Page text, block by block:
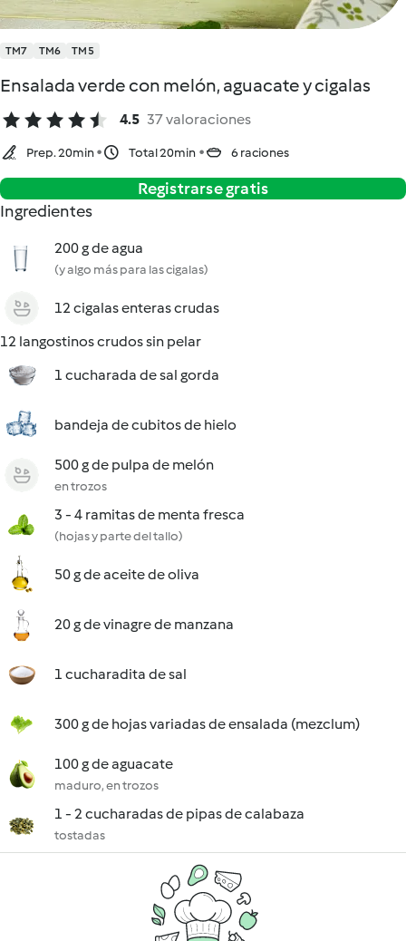
TM7 TM6 TM5
Ensalada verde con melón, aguacate y cigalas
4.5 37 valoraciones
Prep. 20min Total 20min 6 raciones
Registrarse gratis
Ingredientes
200 g de agua
(y algo más para las cigalas)
12 cigalas enteras crudas
12 langostinos crudos sin pelar
1 cucharada de sal gorda
bandeja de cubitos de hielo
500 g de pulpa de melón
en trozos
3 - 4 ramitas de menta fresca
(hojas y parte del tallo)
50 g de aceite de oliva
20 g de vinagre de manzana
1 cucharadita de sal
300 g de hojas variadas de ensalada (mezclum)
100 g de aguacate
maduro, en trozos
1 - 2 cucharadas de pipas de calabaza
tostadas